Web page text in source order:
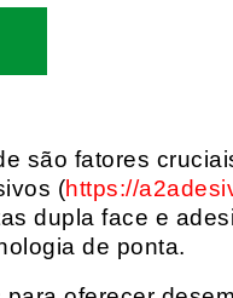
são fatores
(https://
dupla face e
de ponta.